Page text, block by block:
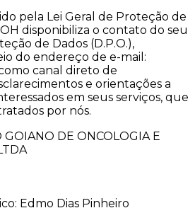
pela Lei Geral de Proteção de
disponibiliza o contato do seu
de Dados (D.P.O.),
do endereço de e-mail:
canal direto de
e orientações a
em seus serviços, que
por nós.
GOIANO DE ONCOLOGIA E
Edmo Dias Pinheiro